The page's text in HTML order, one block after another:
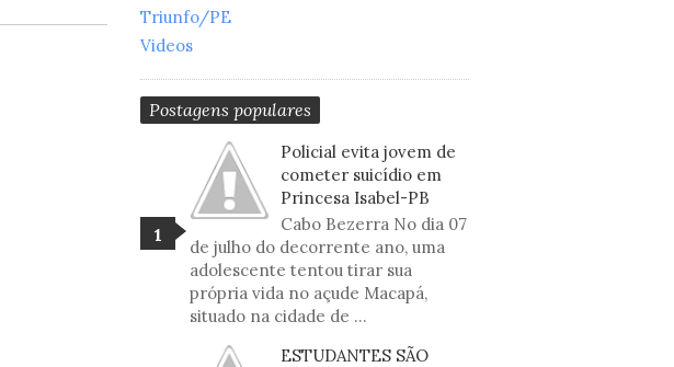
Triunfo/PE
Videos
Postagens populares
Policial evita jovem de
cometer suicídio em
Princesa Isabel-PB
Cabo Bezerra No dia 07
de julho do decorrente ano, uma
adolescente tentou tirar sua
própria vida no açude Macapá,
situado na cidade de ...
ESTUDANTES SÃO